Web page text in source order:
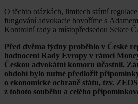
O těchto otázkách, limitech státní
fungování advokacie hovoříme s
Kontrolní rady a místopředsedou Sekce
Před dvěma týdny proběhlo v České
hodnocení Rady Evropy v rámci
Českou advokátní komoru účastnil.
období bylo nutné předložit
o ekonomické ochraně státu, tzv.
z tohoto souběhu a celého